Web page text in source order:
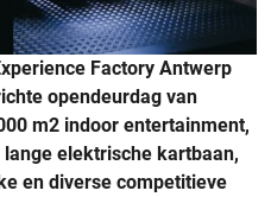
Factory Antwerp
opendeurdag van
m2 indoor entertainment,
elektrische kartbaan,
en diverse competitieve